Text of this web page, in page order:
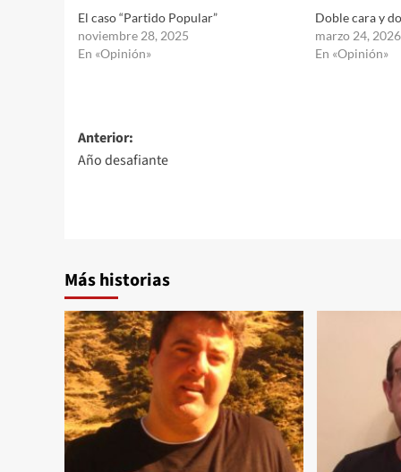
El caso “Partido Popular”
noviembre 28, 2025
En «Opinión»
Doble cara y
marzo 24, 2026
En «Opinión»
Navegación
de
Anterior:
Año desafiante
Más historias